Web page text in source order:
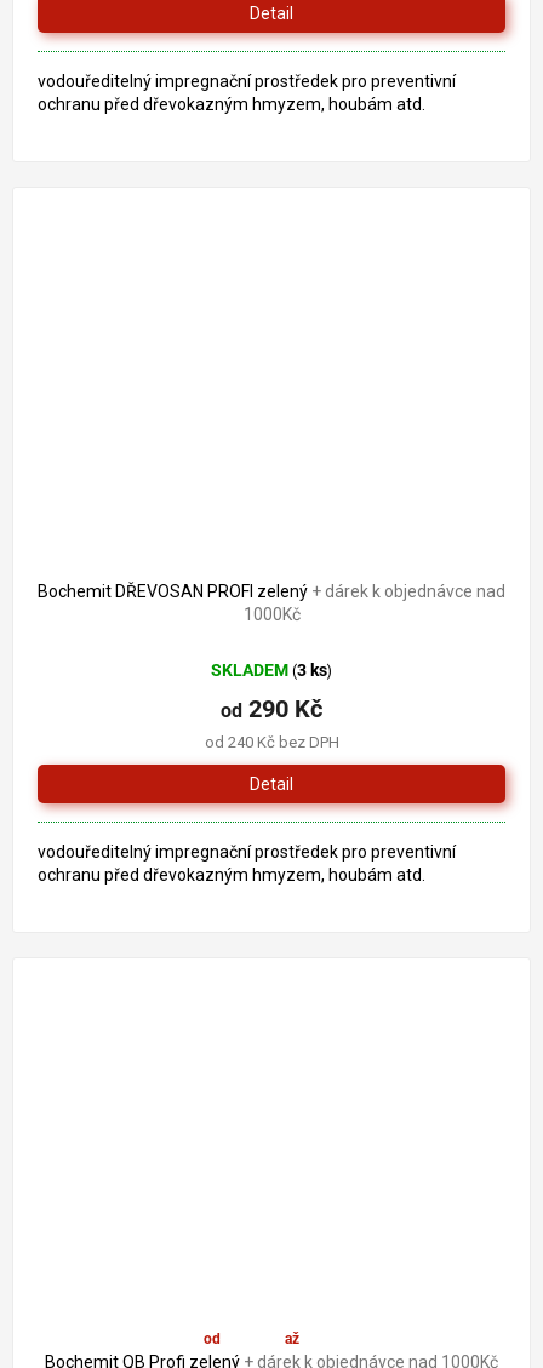
Detail
vodouředitelný impregnační prostředek pro preventivní
ochranu před dřevokazným hmyzem, houbám atd.
Bochemit DŘEVOSAN PROFI zelený + dárek k objednávce nad
1000Kč
SKLADEM (3 ks)
od 240 Kč bez DPH
od 290 Kč
Detail
vodouředitelný impregnační prostředek pro preventivní
ochranu před dřevokazným hmyzem, houbám atd.
od až–19 %
Bochemit QB Profi zelený + dárek k objednávce nad 1000Kč